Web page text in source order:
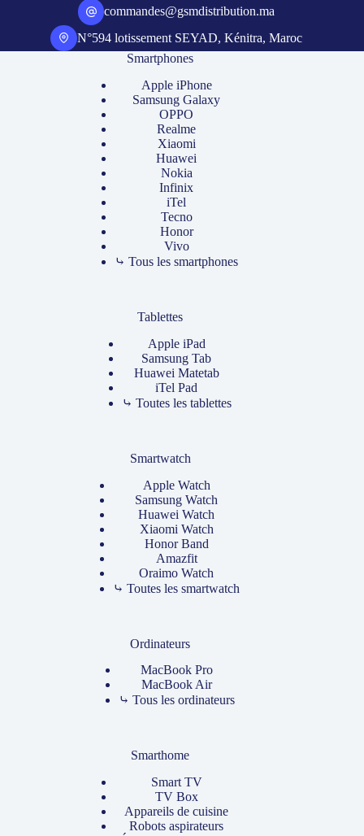
commandes@gsmdistribution.ma
N°594 lotissement SEYAD, Kénitra, Maroc
Smartphones
Apple iPhone
Samsung Galaxy
OPPO
Realme
Xiaomi
Huawei
Nokia
Infinix
iTel
Tecno
Honor
Vivo
⤷ Tous les smartphones
Tablettes
Apple iPad
Samsung Tab
Huawei Matetab
iTel Pad
⤷ Toutes les tablettes
Smartwatch
Apple Watch
Samsung Watch
Huawei Watch
Xiaomi Watch
Honor Band
Amazfit
Oraimo Watch
⤷ Toutes les smartwatch
Ordinateurs
MacBook Pro
MacBook Air
⤷ Tous les ordinateurs
Smarthome
Smart TV
TV Box
Appareils de cuisine
Robots aspirateurs